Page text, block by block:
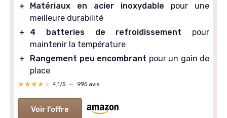
＋
Matériaux en acier inoxydable pour une
meilleure durabilité
＋
4 batteries de refroidissement pour
maintenir la température
＋
Rangement peu encombrant pour un gain de
place
★★★★★
★★★★★ 4,1/5 — 995 avis
Voir l'offre